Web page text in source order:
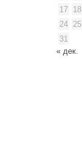
17 18
24 25
31
« дек.